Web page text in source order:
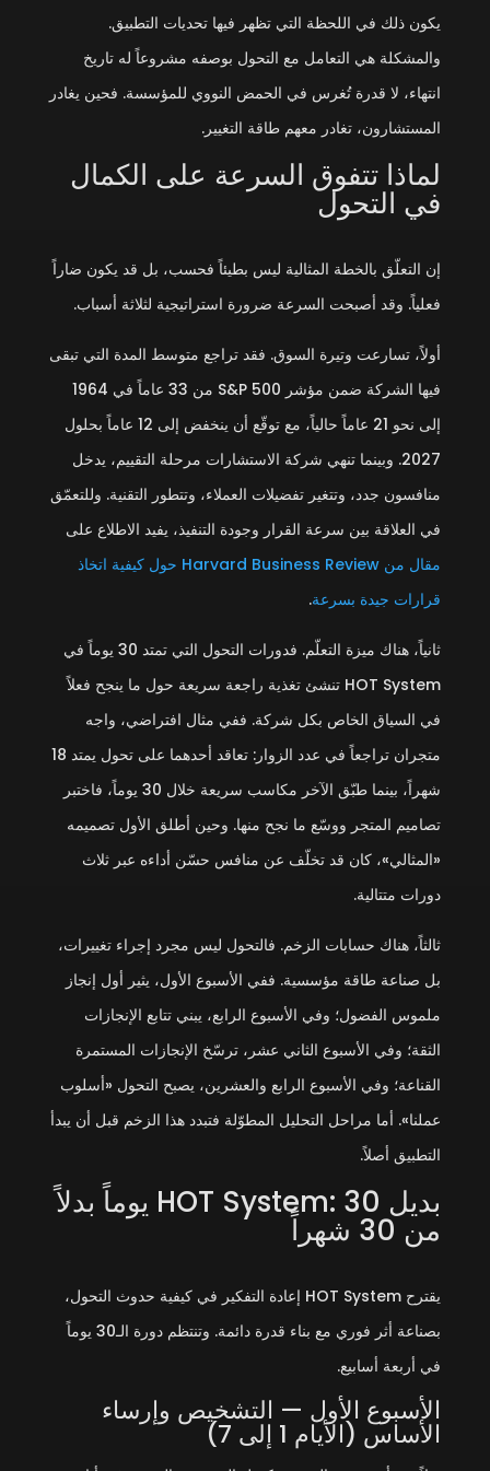
يكون ذلك في اللحظة التي تظهر فيها تحديات التطبيق.
والمشكلة هي التعامل مع التحول بوصفه مشروعاً له تاريخ
انتهاء، لا قدرة تُغرس في الحمض النووي للمؤسسة. فحين يغادر
المستشارون، تغادر معهم طاقة التغيير.
لماذا تتفوق السرعة على الكمال
في التحول
إن التعلّق بالخطة المثالية ليس بطيئاً فحسب، بل قد يكون ضاراً
فعلياً. وقد أصبحت السرعة ضرورة استراتيجية لثلاثة أسباب.
أولاً، تسارعت وتيرة السوق. فقد تراجع متوسط المدة التي تبقى
فيها الشركة ضمن مؤشر S&P 500 من 33 عاماً في 1964
إلى نحو 21 عاماً حالياً، مع توقّع أن ينخفض إلى 12 عاماً بحلول
2027. وبينما تنهي شركة الاستشارات مرحلة التقييم، يدخل
منافسون جدد، وتتغير تفضيلات العملاء، وتتطور التقنية. وللتعمّق
في العلاقة بين سرعة القرار وجودة التنفيذ، يفيد الاطلاع على
مقال من Harvard Business Review حول كيفية اتخاذ
قرارات جيدة بسرعة.
ثانياً، هناك ميزة التعلّم. فدورات التحول التي تمتد 30 يوماً في
HOT System تنشئ تغذية راجعة سريعة حول ما ينجح فعلاً
في السياق الخاص بكل شركة. ففي مثال افتراضي، واجه
متجران تراجعاً في عدد الزوار: تعاقد أحدهما على تحول يمتد 18
شهراً، بينما طبّق الآخر مكاسب سريعة خلال 30 يوماً، فاختبر
تصاميم المتجر ووسّع ما نجح منها. وحين أطلق الأول تصميمه
«المثالي»، كان قد تخلّف عن منافس حسّن أداءه عبر ثلاث
دورات متتالية.
ثالثاً، هناك حسابات الزخم. فالتحول ليس مجرد إجراء تغييرات،
بل صناعة طاقة مؤسسية. ففي الأسبوع الأول، يثير أول إنجاز
ملموس الفضول؛ وفي الأسبوع الرابع، يبني تتابع الإنجازات
الثقة؛ وفي الأسبوع الثاني عشر، ترسّخ الإنجازات المستمرة
القناعة؛ وفي الأسبوع الرابع والعشرين، يصبح التحول «أسلوب
عملنا». أما مراحل التحليل المطوّلة فتبدد هذا الزخم قبل أن يبدأ
التطبيق أصلاً.
بديل HOT System: 30 يوماً بدلاً
من 30 شهراً
يقترح HOT System إعادة التفكير في كيفية حدوث التحول،
بصناعة أثر فوري مع بناء قدرة دائمة. وتنتظم دورة الـ30 يوماً
في أربعة أسابيع.
الأسبوع الأول — التشخيص وإرساء
الأساس (الأيام 1 إلى 7)